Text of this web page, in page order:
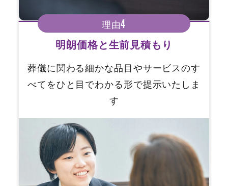
理由4
明朗価格と生前見積もり
葬儀に関わる細かな品目やサービスのす
べてをひと目でわかる形で提示いたしま
す